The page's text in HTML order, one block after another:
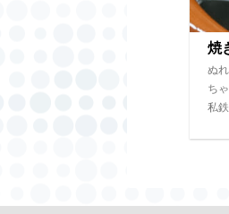
焼
ぬ
ち
私